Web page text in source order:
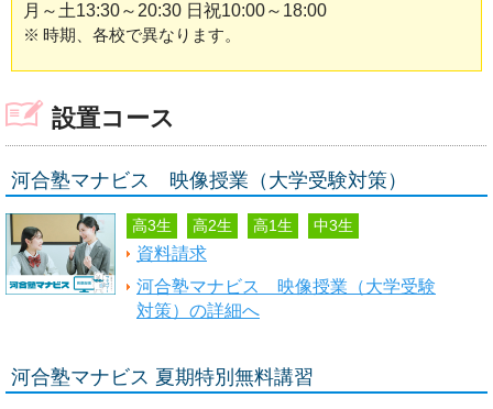
月～土13:30～20:30 日祝10:00～18:00
※ 時期、各校で異なります。
設置コース
河合塾マナビス 映像授業（大学受験対策）
高3生 高2生 高1生 中3生
資料請求
河合塾マナビス 映像授業（大学受験
対策）の詳細へ
河合塾マナビス 夏期特別無料講習